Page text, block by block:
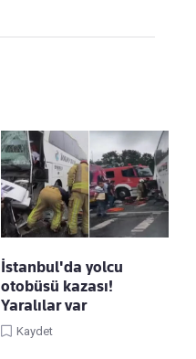
İstanbul'da yolcu
otobüsü kazası!
Yaralılar var
Kaydet